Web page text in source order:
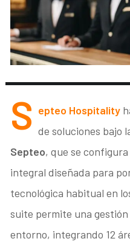
S epteo Hospitality
de soluciones bajo
Septeo, que se
integral diseñada para
tecnológica habitual en
suite permite una
entorno, integrando 12